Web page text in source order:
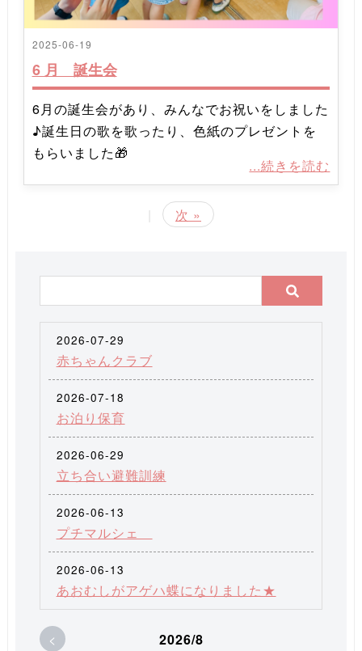
2025-06-19
6 月 誕生会
6月の誕生会があり、みんなでお祝いをしました
♪誕生日の歌を歌ったり、色紙のプレゼントを
もらいました🎁
...続きを読む
次 »
2026-07-29
赤ちゃんクラブ
2026-07-18
お泊り保育
2026-06-29
立ち合い避難訓練
2026-06-13
プチマルシェ
2026-06-13
あおむしがアゲハ蝶になりました★
<
2026/8